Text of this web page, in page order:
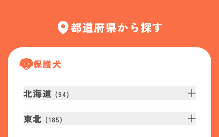
都道府県から探す
保護犬
北海道 (94)
東北 (185)